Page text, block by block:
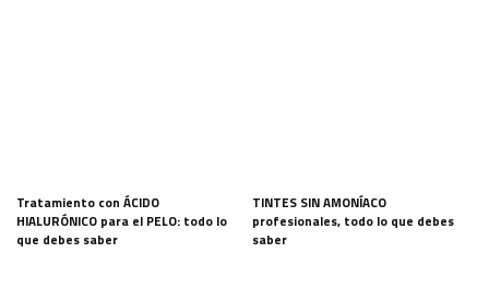
Tratamiento con ÁCIDO
HIALURÓNICO para el PELO: todo lo
que debes saber
TINTES SIN AMONÍACO
profesionales, todo lo que debes
saber